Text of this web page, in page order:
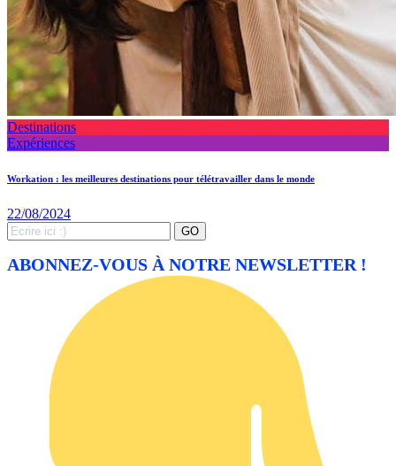
Destinations
Expériences
Workation : les meilleures destinations pour télétravailler dans le monde
22/08/2024
Search
for:
GO
ABONNEZ-VOUS À NOTRE NEWSLETTER !